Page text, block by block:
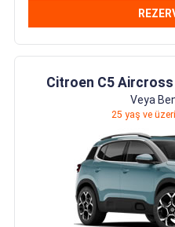
Citroen C5
Veya
25 yaş ve